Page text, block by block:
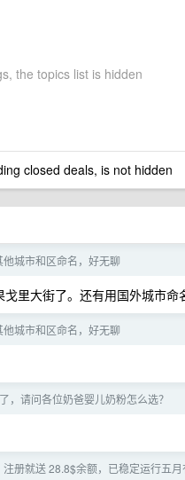
the topics list is hidden
closed deals, is not hidden
城市和区命名，好无聊
里大街了。还有用国外城市命
城市和区命名，好无聊
，请问各位奶爸婴儿奶粉怎么选？
册就送 28.8$余额，已稳定运行五